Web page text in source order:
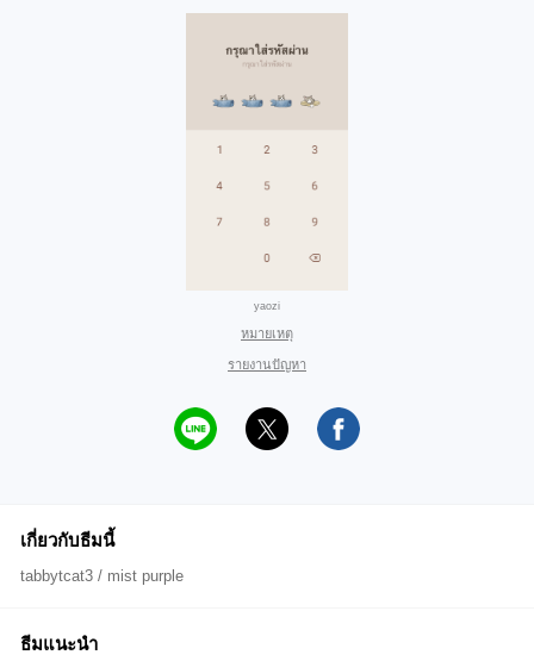
yaozi
หมายเหตุ
รายงานปัญหา
เกี่ยวกับธีมนี้
tabbytcat3 / mist purple
ธีมแนะนำ